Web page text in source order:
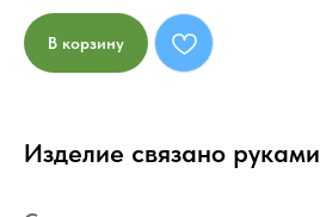
В корзину
Изделие связано руками